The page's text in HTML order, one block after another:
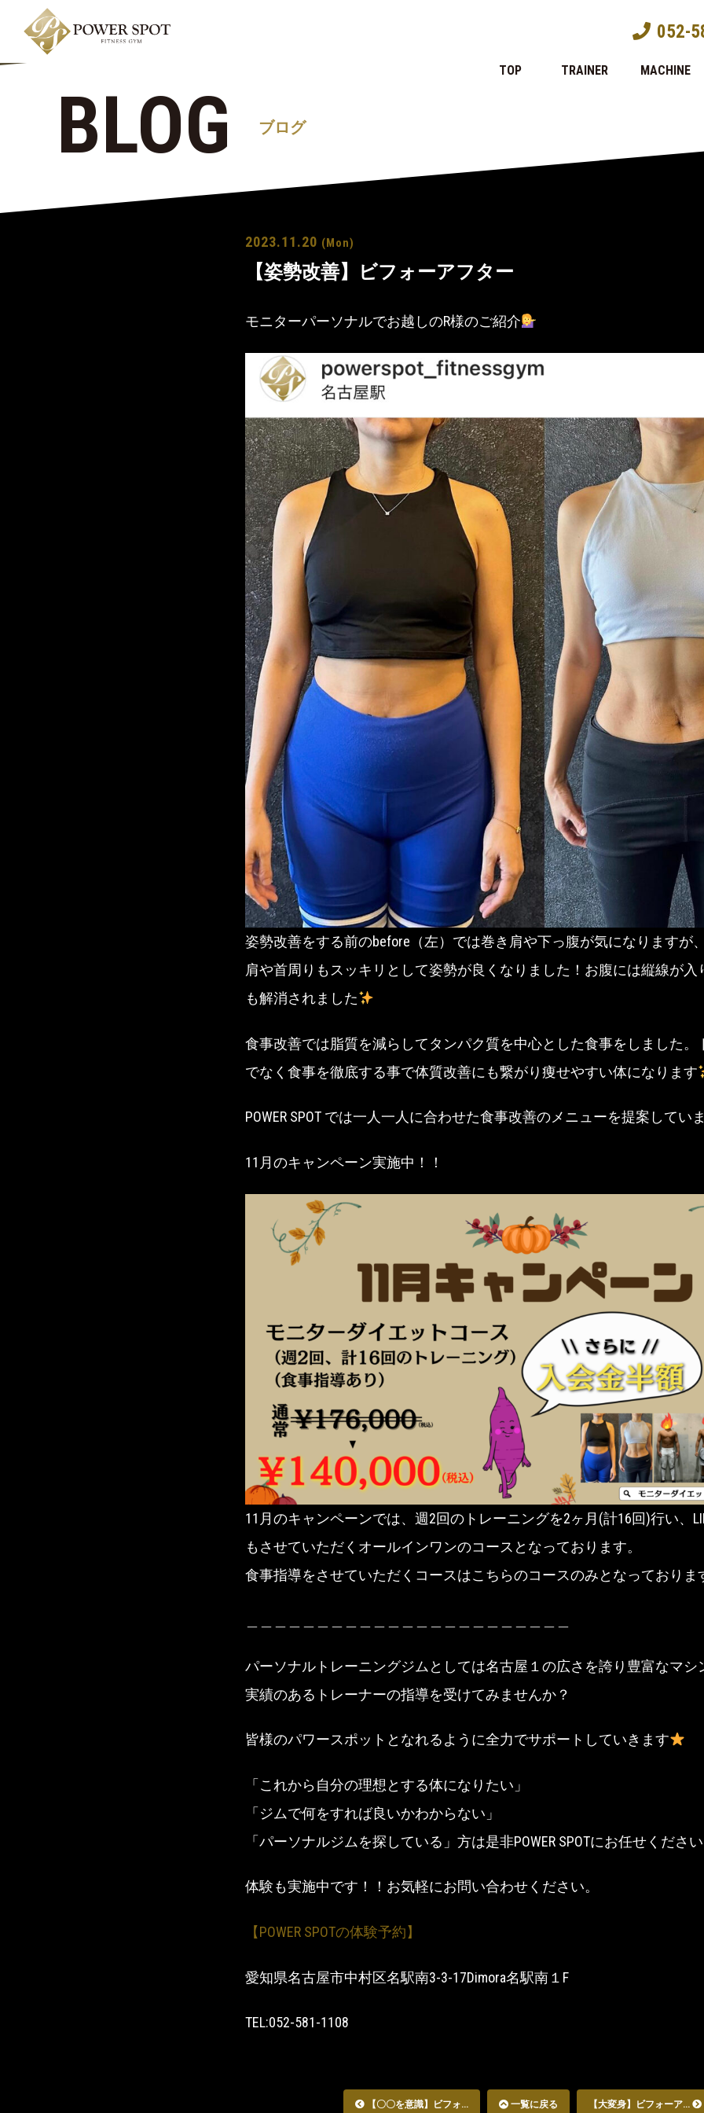
052-
TOP TRAINER MACHINE
BLOG ブログ
2023.11.20 (Mon)
【姿勢改善】ビフォーアフター
モニターパーソナルでお越しのR様のご紹介
姿勢改善をする前のbefore（左）では巻き肩や下っ腹が気になりますが
肩や首周りもスッキリとして姿勢が良くなりました！お腹には縦線が入
も解消されました
食事改善では脂質を減らしてタンパク質を中心とした食事をしました。
でなく食事を徹底する事で体質改善にも繋がり痩せやすい体になります
POWER SPOT では一人一人に合わせた食事改善のメニューを提案してい
11月のキャンペーン実施中！！
11月のキャンペーンでは、週2回のトレーニングを2ヶ月(計16回)行い、
もさせていただくオールインワンのコースとなっております。
食事指導をさせていただくコースはこちらのコースのみとなっておりま
パーソナルトレーニングジムとしては名古屋１の広さを誇り豊富なマシ
実績のあるトレーナーの指導を受けてみませんか？
皆様のパワースポットとなれるように全力でサポートしていきます
「これから自分の理想とする体になりたい」
「ジムで何をすれば良いかわからない」
「パーソナルジムを探している」方は是非POWER SPOTにお任せくださ
体験も実施中です！！お気軽にお問い合わせください。
【POWER SPOTの体験予約】
愛知県名古屋市中村区名駅南3-3-17Dimora名駅南１F
TEL:052-581-1108
【〇〇を意識】ビフォ... 一覧に戻る 【大変身】ビフォーア...